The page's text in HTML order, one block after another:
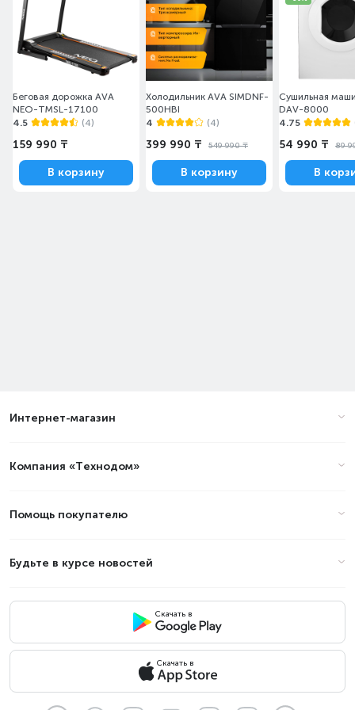
Беговая дорожка AVA
NEO-TMSL-17100
4.5
(4)
159 990 ₸
В корзину
Холодильник AVA SIMDNF-
500HBI
4
(4)
399 990 ₸ 549 990 ₸
В корзину
Сушильная
DAV-8000
4.75
54 990 ₸ 89
В
Интернет-магазин
Компания «Технодом»
Помощь покупателю
Будьте в курсе новостей
Скачать в
Скачать в